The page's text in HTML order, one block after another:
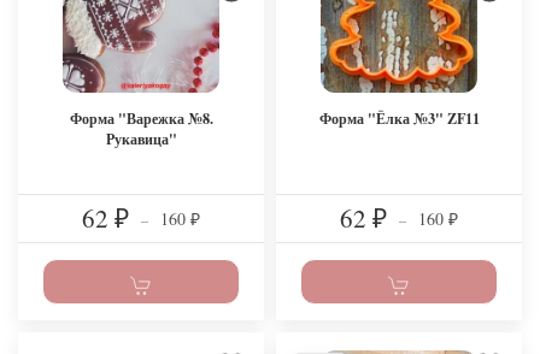
Форма "Варежка №8.
Рукавица"
62 ₽ – 160 ₽
Форма "Ёлка №3" ZF11
62 ₽ – 160 ₽